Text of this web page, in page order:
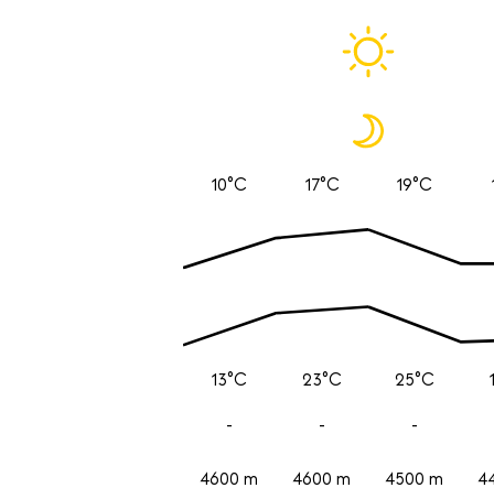
10°C
13°C
-
4600 m
17°C
23°C
-
4600 m
19°C
25°C
-
4500 m